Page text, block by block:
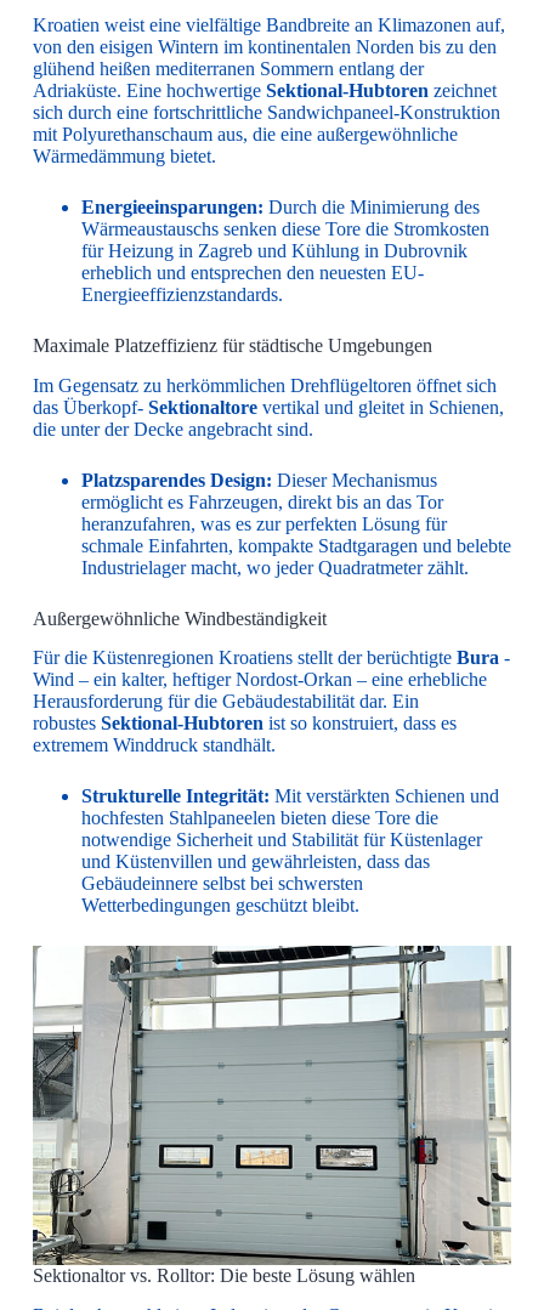
Kroatien weist eine vielfältige Bandbreite an Klimazonen auf,
von den eisigen Wintern im kontinentalen Norden bis zu den
glühend heißen mediterranen Sommern entlang der
Adriaküste. Eine hochwertige Sektional-Hubtoren zeichnet
sich durch eine fortschrittliche Sandwichpaneel-Konstruktion
mit Polyurethanschaum aus, die eine außergewöhnliche
Wärmedämmung bietet.
Energieeinsparungen: Durch die Minimierung des
Wärmeaustauschs senken diese Tore die Stromkosten
für Heizung in Zagreb und Kühlung in Dubrovnik
erheblich und entsprechen den neuesten EU-
Energieeffizienzstandards.
Maximale Platzeffizienz für städtische Umgebungen
Im Gegensatz zu herkömmlichen Drehflügeltoren öffnet sich
das Überkopf- Sektionaltorevertikal und gleitet in Schienen,
die unter der Decke angebracht sind.
Platzsparendes Design: Dieser Mechanismus
ermöglicht es Fahrzeugen, direkt bis an das Tor
heranzufahren, was es zur perfekten Lösung für
schmale Einfahrten, kompakte Stadtgaragen und belebte
Industrielager macht, wo jeder Quadratmeter zählt.
Außergewöhnliche Windbeständigkeit
Für die Küstenregionen Kroatiens stellt der berüchtigte Bura -
Wind – ein kalter, heftiger Nordost-Orkan – eine erhebliche
Herausforderung für die Gebäudestabilität dar. Ein
robustes Sektional-Hubtoren ist so konstruiert, dass es
extremem Winddruck standhält.
Strukturelle Integrität: Mit verstärkten Schienen und
hochfesten Stahlpaneelen bieten diese Tore die
notwendige Sicherheit und Stabilität für Küstenlager
und Küstenvillen und gewährleisten, dass das
Gebäudeinnere selbst bei schwersten
Wetterbedingungen geschützt bleibt.
Sektionaltor vs. Rolltor: Die beste Lösung wählen